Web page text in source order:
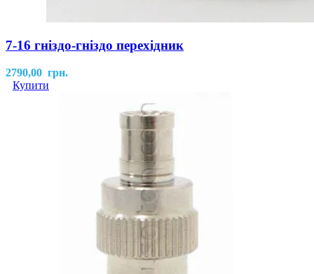
7-16 гніздо-гніздо перехідник
2790,00 грн.
Купити